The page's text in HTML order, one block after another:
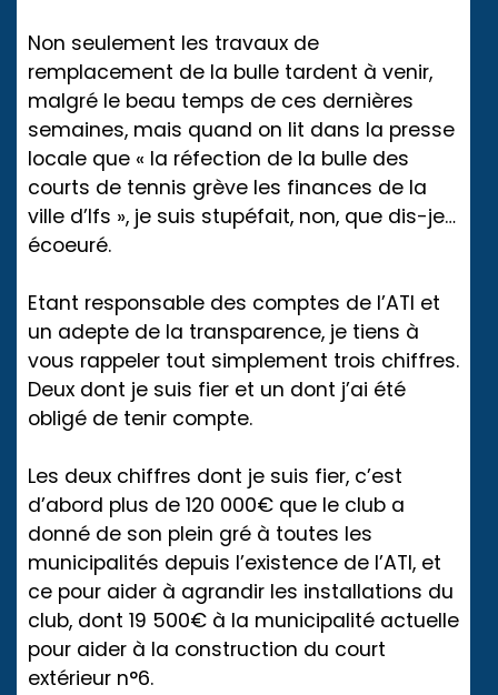
Non seulement les travaux de
remplacement de la bulle tardent à venir,
malgré le beau temps de ces dernières
semaines, mais quand on lit dans la presse
locale que « la réfection de la bulle des
courts de tennis grève les finances de la
ville d’Ifs », je suis stupéfait, non, que dis-je…
écoeuré.
Etant responsable des comptes de l’ATI et
un adepte de la transparence, je tiens à
vous rappeler tout simplement trois chiffres.
Deux dont je suis fier et un dont j’ai été
obligé de tenir compte.
Les deux chiffres dont je suis fier, c’est
d’abord plus de 120 000€ que le club a
donné de son plein gré à toutes les
municipalités depuis l’existence de l’ATI, et
ce pour aider à agrandir les installations du
club, dont 19 500€ à la municipalité actuelle
pour aider à la construction du court
extérieur n°6.